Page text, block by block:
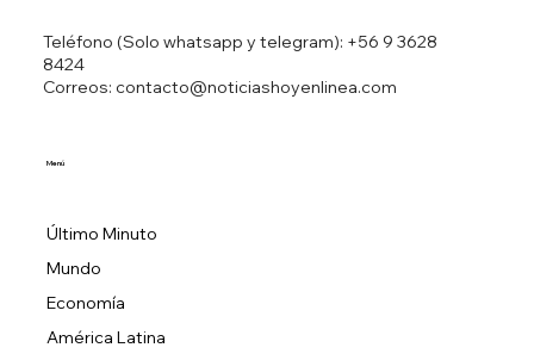
Teléfono (Solo whatsapp y telegram): +56 9 3628
8424
Correos: contacto@noticiashoyenlinea.com
Último Minuto
Mundo
Economía
América Latina
Menú